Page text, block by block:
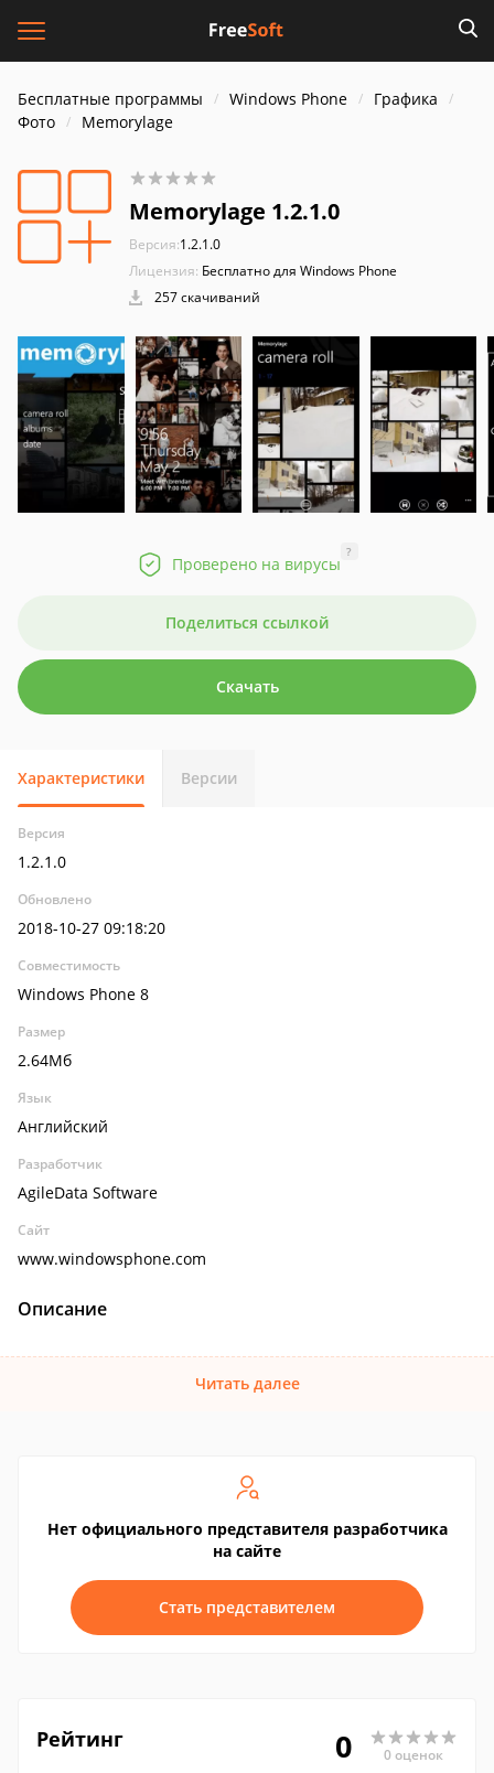
Бесплатные программы Windows Phone
Графика
Фото
Memorylage
Memorylage 1.2.1.0
Версия:1.2.1.0
Лицензия: Бесплатно для Windows Phone
257 скачиваний
Проверено на вирусы
?
Поделиться ссылкой
Скачать
Характеристики Версии
Версия
1.2.1.0
Обновлено
2018-10-27 09:18:20
Совместимость
Windows Phone 8
Размер
2.64Мб
Язык
Английский
Разработчик
AgileData Software
Сайт
www.windowsphone.com
Описание
Читать далее
Нет официального представителя разработчика
на сайте
Стать представителем
Рейтинг 0 0 оценок